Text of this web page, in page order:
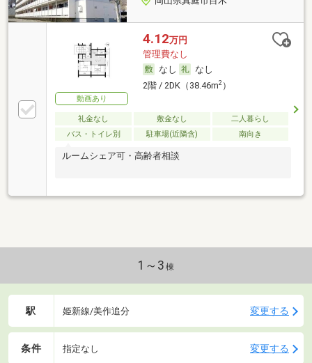
動画あり
4.12万円
管理費なし
なし
なし
2階 / 2DK（38.46m2）
礼金なし 敷金なし
二人暮らし
バス・トイレ別
駐車場(近隣含) 南向き
ルームシェア可・高齢者相談
1～3 棟
駅 姫新線/美作追分 変更する
条件 指定なし 変更する